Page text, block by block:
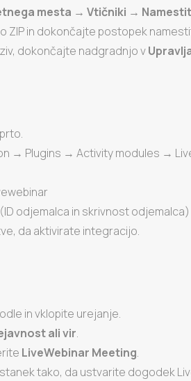
mesta → Vtičniki →
ZIP in dokončajte postopek
dokončajte nadgradnjo v
→ Plugins → Activity modules →
(ID odjemalca in skrivnost
da aktivirate integracijo.
in vklopite urejanje.
ali vir.
LiveWebinar Meeting.
tako, da ustvarite dogodek